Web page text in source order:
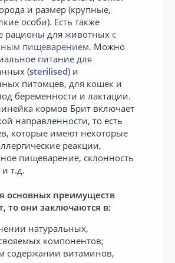
и размер (крупные,
особи). Есть также
рационы для животных с
пищеварением. Можно
питание для
(sterilised) и
питомцев, для кошек и
беременности и лактации.
кормов Брит включает
направленности, то есть
которые имеют некоторые
реакции,
пищеварение, склонность
т.д.
основных преимуществ
то они заключаются в:
натуральных,
компонентов;
содержании витаминов,